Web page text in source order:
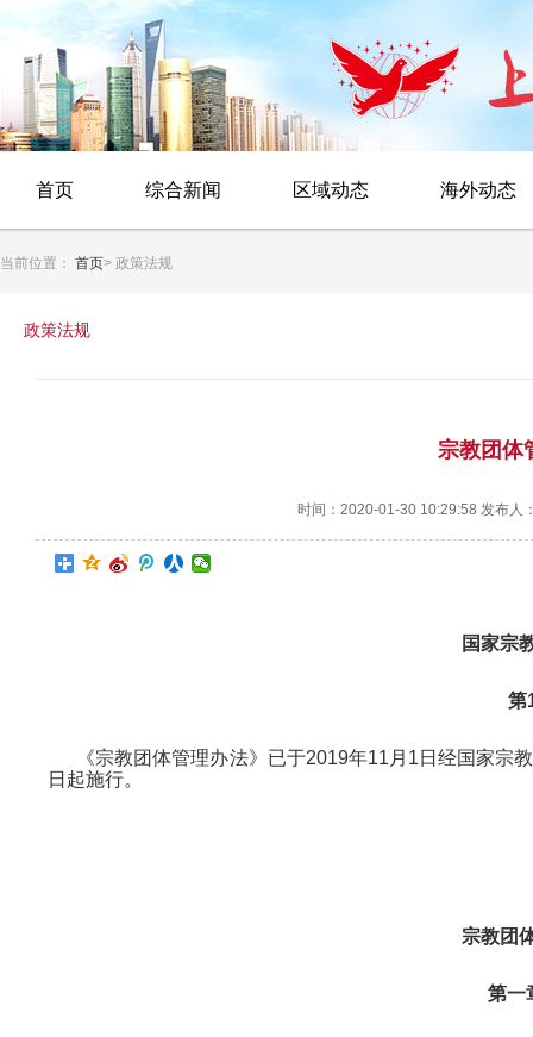
首页 综合新闻 区域动态 海外动态
当前位置： 首页> 政策法规
政策法规
宗教团体
时间：2020-01-30 10:29:58 发布人
国家宗
第
《宗教团体管理办法》已于2019年11月1日经国家
日起施行。
宗教团
第一